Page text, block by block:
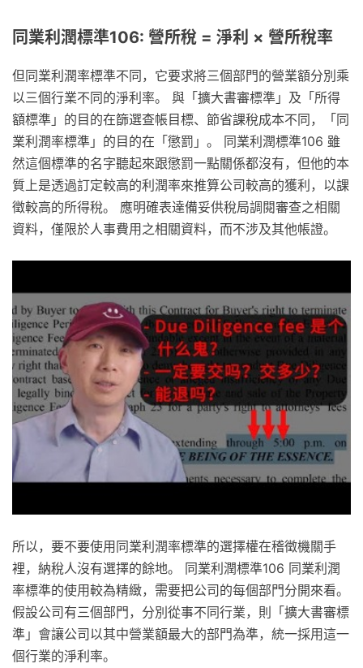
同業利潤標準106: 營所稅 = 淨利 × 營所稅率
但同業利潤率標準不同，它要求將三個部門的營業額分別乘
以三個行業不同的淨利率。 與「擴大書審標準」及「所得
額標準」的目的在篩選查帳目標、節省課稅成本不同，「同
業利潤率標準」的目的在「懲罰」。 同業利潤標準106 雖
然這個標準的名字聽起來跟懲罰一點關係都沒有，但他的本
質上是透過訂定較高的利潤率來推算公司較高的獲利，以課
徵較高的所得稅。 應明確表達備妥供稅局調閱審查之相關
資料，僅限於人事費用之相關資料，而不涉及其他帳證。
所以，要不要使用同業利潤率標準的選擇權在稽徵機關手
裡，納稅人沒有選擇的餘地。 同業利潤標準106 同業利潤
率標準的使用較為精緻，需要把公司的每個部門分開來看。
假設公司有三個部門，分別從事不同行業，則「擴大書審標
準」會讓公司以其中營業額最大的部門為準，統一採用這一
個行業的淨利率。